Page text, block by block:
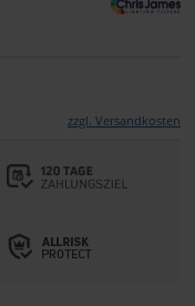
zzgl. Versandkosten